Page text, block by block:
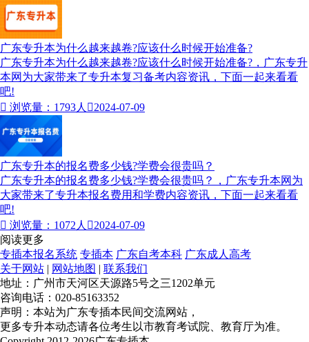
广东专升本为什么越来越卷?应该什么时候开始准备?
广东专升本为什么越来越卷?应该什么时候开始准备?，广东专升
本网为大家带来了专升本复习备考内容资讯，下面一起来看看
吧!
 浏览量：1793人 2024-07-09
广东专升本的报名费多少钱?学费会很贵吗？
广东专升本的报名费多少钱?学费会很贵吗？，广东专升本网为
大家带来了专升本报名费用和学费内容资讯，下面一起来看看
吧!
 浏览量：1072人 2024-07-09
阅读更多
专插本报名系统 专插本 广东自考本科 广东成人高考
关于网站 | 网站地图 | 联系我们
地址：广州市天河区天源路5号之三1202单元
咨询电话：020-85163352
声明：本站为广东专插本民间交流网站，
更多专升本动态请各位考生以市教育考试院、教育厅为准。